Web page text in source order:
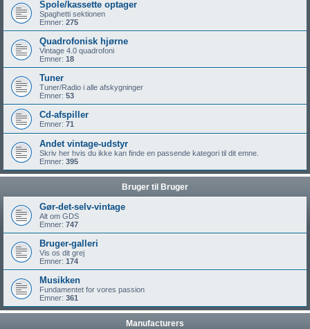
Spole/kassette optager
Spaghetti sektionen
Emner: 275
Quadrofonisk hjørne
Vintage 4.0 quadrofoni
Emner: 18
Tuner
Tuner/Radio i alle afskygninger
Emner: 53
Cd-afspiller
Emner: 71
Andet vintage-udstyr
Skriv her hvis du ikke kan finde en passende kategori til dit emne.
Emner: 395
Bruger til Bruger
Gør-det-selv-vintage
Alt om GDS
Emner: 747
Bruger-galleri
Vis os dit grej
Emner: 174
Musikken
Fundamentet for vores passion
Emner: 361
Manufacturers